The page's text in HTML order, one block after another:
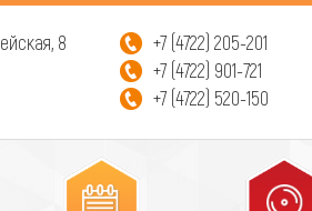
8
+7 (4722) 205-201
+7 (4722) 901-721
+7 (4722) 520-150